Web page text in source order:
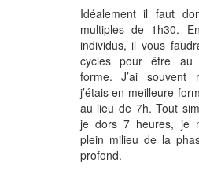
Idéalement il faut
multiples de 1h30.
individus, il vous
cycles pour être
forme. J’ai souvent
j’étais en meilleure
au lieu de 7h. Tout
je dors 7 heures, je
plein milieu de la
profond.